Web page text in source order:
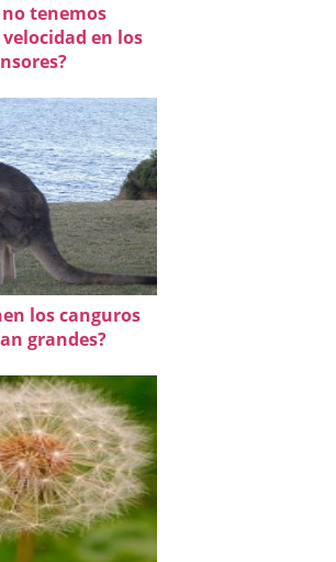
tenemos
en los
los canguros
grandes?